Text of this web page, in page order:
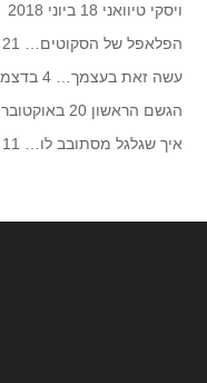
ויסקי טיוואני 18 ביוני 2018
הפלאפל של הסקוטים…
21 בינואר 2018
עשה זאת בעצמך…
4 בדצמבר 2017
הגשם הראשון 20 באוקטובר 2017
איך שגלגל מסתובב לו…
11 בספטמבר 2017